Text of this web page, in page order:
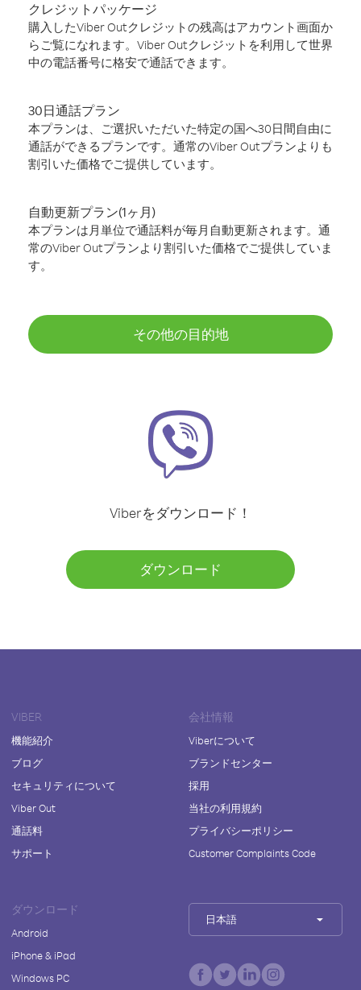
クレジットパッケージ
購入したViber Outクレジットの残高はアカウント画面か
らご覧になれます。Viber Outクレジットを利用して世界
中の電話番号に格安で通話できます。
30日通話プラン
本プランは、ご選択いただいた特定の国へ30日間自由に
通話ができるプランです。通常のViber Outプランよりも
割引いた価格でご提供しています。
自動更新プラン(1ヶ月)
本プランは月単位で通話料が毎月自動更新されます。通
常のViber Outプランより割引いた価格でご提供していま
す。
その他の目的地
Viberをダウンロード！
ダウンロード
VIBER
機能紹介
ブログ
セキュリティについて
Viber Out
通話料
サポート
会社情報
Viberについて
ブランドセンター
採用
当社の利用規約
プライバシーポリシー
Customer Complaints Code
ダウンロード
Android
iPhone & iPad
Windows PC
日本語